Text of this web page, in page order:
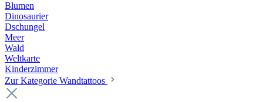
Blumen
Dinosaurier
Dschungel
Meer
Wald
Weltkarte
Kinderzimmer
Zur Kategorie Wandtattoos